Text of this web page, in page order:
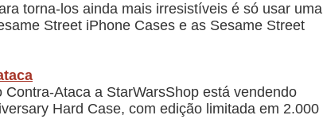
torna-los ainda mais irresistíveis é só usar uma
Street iPhone Cases e as Sesame Street
Ataca a StarWarsShop está vendendo
Hard Case, com edição limitada em 2.000